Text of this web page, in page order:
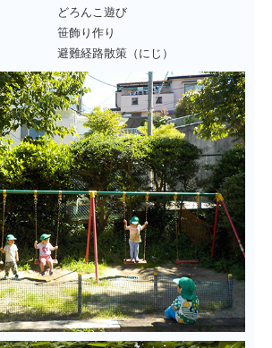
どろんこ遊び
笹飾り作り
避難経路散策（にじ）